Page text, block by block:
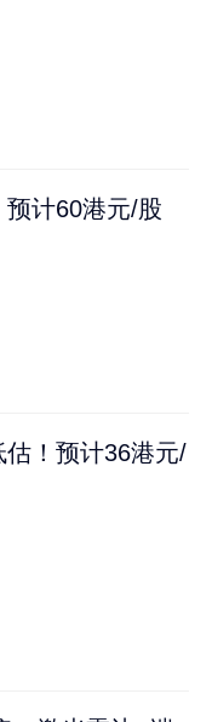
计60港元/股
！预计36港元/